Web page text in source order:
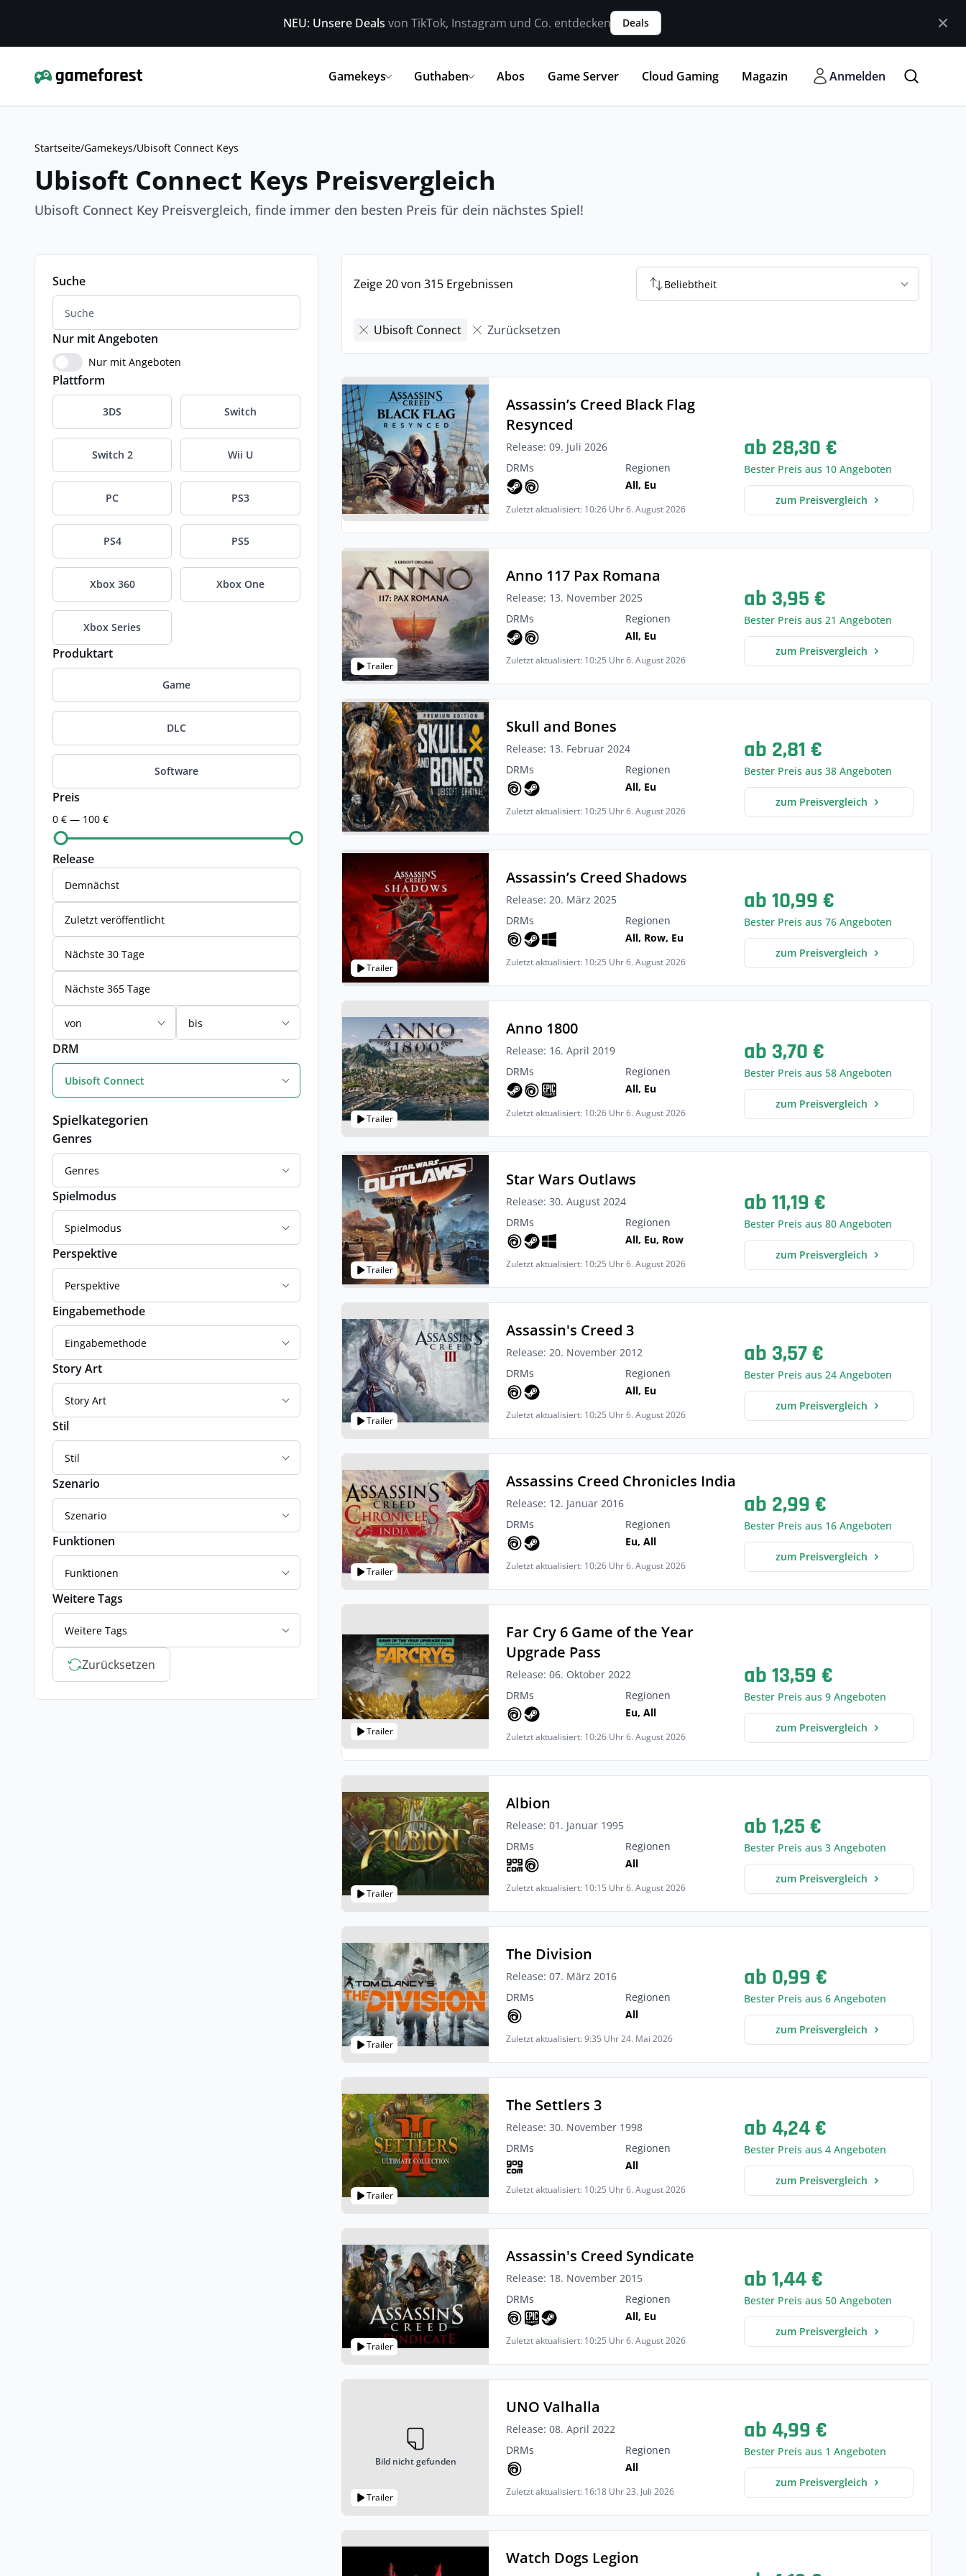
NEU: Unsere Deals von TikTok, Instagram und Co. entdecken Deals
Gamekeys Guthaben Abos Game Server Cloud Gaming Magazin Anmelden
Startseite/Gamekeys/Ubisoft Connect Keys
Ubisoft Connect Keys Preisvergleich
Ubisoft Connect Key Preisvergleich, finde immer den besten Preis für dein nächstes Spiel!
Suche
Nur mit Angeboten
Nur mit Angeboten
Plattform
3DS Switch
Switch 2 Wii U
PC PS3
PS4 PS5
Xbox 360 Xbox One
Xbox Series
Produktart
Game
DLC
Software
Preis
0 € — 100 €
Release
Demnächst
Zuletzt veröffentlicht
Nächste 30 Tage
Nächste 365 Tage
von bis
DRM
Ubisoft Connect
Spielkategorien
Genres
Genres
Spielmodus
Spielmodus
Perspektive
Perspektive
Eingabemethode
Eingabemethode
Story Art
Story Art
Stil
Stil
Szenario
Szenario
Funktionen
Funktionen
Weitere Tags
Weitere Tags
Zurücksetzen
Zeige 20 von 315 Ergebnissen Beliebtheit
Ubisoft Connect Zurücksetzen
Assassin’s Creed Black Flag
Resynced
Release: 09. Juli 2026
DRMs
Regionen
All, Eu
Zuletzt aktualisiert: 10:26 Uhr 6. August 2026
ab 28,30 €
Bester Preis aus 10 Angeboten
zum Preisvergleich
Trailer
Anno 117 Pax Romana
Release: 13. November 2025
DRMs
Regionen
All, Eu
Zuletzt aktualisiert: 10:25 Uhr 6. August 2026
ab 3,95 €
Bester Preis aus 21 Angeboten
zum Preisvergleich
Skull and Bones
Release: 13. Februar 2024
DRMs
Regionen
All, Eu
Zuletzt aktualisiert: 10:25 Uhr 6. August 2026
ab 2,81 €
Bester Preis aus 38 Angeboten
zum Preisvergleich
Trailer
Assassin’s Creed Shadows
Release: 20. März 2025
DRMs
Regionen
All, Row, Eu
Zuletzt aktualisiert: 10:25 Uhr 6. August 2026
ab 10,99 €
Bester Preis aus 76 Angeboten
zum Preisvergleich
Trailer
Anno 1800
Release: 16. April 2019
DRMs
Regionen
All, Eu
Zuletzt aktualisiert: 10:26 Uhr 6. August 2026
ab 3,70 €
Bester Preis aus 58 Angeboten
zum Preisvergleich
Trailer
Star Wars Outlaws
Release: 30. August 2024
DRMs
Regionen
All, Eu, Row
Zuletzt aktualisiert: 10:25 Uhr 6. August 2026
ab 11,19 €
Bester Preis aus 80 Angeboten
zum Preisvergleich
Trailer
Assassin's Creed 3
Release: 20. November 2012
DRMs
Regionen
All, Eu
Zuletzt aktualisiert: 10:25 Uhr 6. August 2026
ab 3,57 €
Bester Preis aus 24 Angeboten
zum Preisvergleich
Trailer
Assassins Creed Chronicles India
Release: 12. Januar 2016
DRMs
Regionen
Eu, All
Zuletzt aktualisiert: 10:26 Uhr 6. August 2026
ab 2,99 €
Bester Preis aus 16 Angeboten
zum Preisvergleich
Trailer
Far Cry 6 Game of the Year
Upgrade Pass
Release: 06. Oktober 2022
DRMs
Regionen
Eu, All
Zuletzt aktualisiert: 10:26 Uhr 6. August 2026
ab 13,59 €
Bester Preis aus 9 Angeboten
zum Preisvergleich
Trailer
Albion
Release: 01. Januar 1995
DRMs
Regionen
All
Zuletzt aktualisiert: 10:15 Uhr 6. August 2026
ab 1,25 €
Bester Preis aus 3 Angeboten
zum Preisvergleich
Trailer
The Division
Release: 07. März 2016
DRMs
Regionen
All
Zuletzt aktualisiert: 9:35 Uhr 24. Mai 2026
ab 0,99 €
Bester Preis aus 6 Angeboten
zum Preisvergleich
Trailer
The Settlers 3
Release: 30. November 1998
DRMs
Regionen
All
Zuletzt aktualisiert: 10:25 Uhr 6. August 2026
ab 4,24 €
Bester Preis aus 4 Angeboten
zum Preisvergleich
Trailer
Assassin's Creed Syndicate
Release: 18. November 2015
DRMs
Regionen
All, Eu
Zuletzt aktualisiert: 10:25 Uhr 6. August 2026
ab 1,44 €
Bester Preis aus 50 Angeboten
zum Preisvergleich
Trailer
Bild nicht gefunden
UNO Valhalla
Release: 08. April 2022
DRMs
Regionen
All
Zuletzt aktualisiert: 16:18 Uhr 23. Juli 2026
ab 4,99 €
Bester Preis aus 1 Angeboten
zum Preisvergleich
Watch Dogs Legion